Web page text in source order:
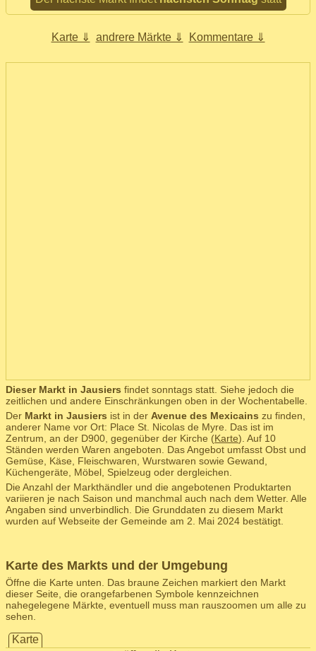
Karte ⇓ andrere Märkte ⇓ Kommentare ⇓
Dieser Markt in Jausiers findet sonntags statt. Siehe jedoch die
zeitlichen und andere Einschränkungen oben in der Wochentabelle.
Der Markt in Jausiers ist in der Avenue des Mexicains zu finden,
anderer Name vor Ort: Place St. Nicolas de Myre. Das ist im
Zentrum, an der D900, gegenüber der Kirche (Karte). Auf 10
Ständen werden Waren angeboten. Das Angebot umfasst Obst und
Gemüse, Käse, Fleischwaren, Wurstwaren sowie Gewand,
Küchengeräte, Möbel, Spielzeug oder dergleichen.
Die Anzahl der Markthändler und die angebotenen Produktarten
variieren je nach Saison und manchmal auch nach dem Wetter. Alle
Angaben sind unverbindlich. Die Grunddaten zu diesem Markt
wurden auf Webseite der Gemeinde am 2. Mai 2024 bestätigt.
Karte des Markts und der Umgebung
Öffne die Karte unten. Das braune Zeichen markiert den Markt
dieser Seite, die orangefarbenen Symbole kennzeichnen
nahegelegene Märkte, eventuell muss man rauszoomen um alle zu
sehen.
Karte